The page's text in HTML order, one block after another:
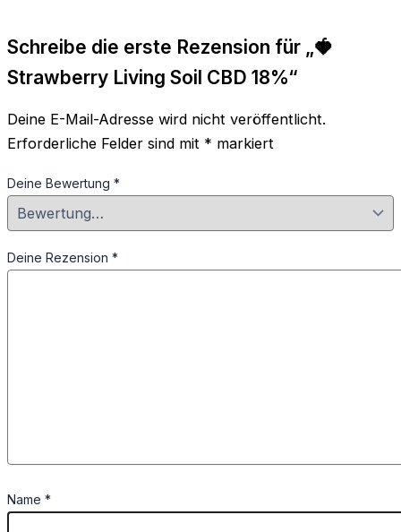
Schreibe die erste Rezension für „🍓
Strawberry Living Soil CBD 18%“
Deine E-Mail-Adresse wird nicht veröffentlicht.
Erforderliche Felder sind mit * markiert
Deine Bewertung *
Deine Rezension *
Name *